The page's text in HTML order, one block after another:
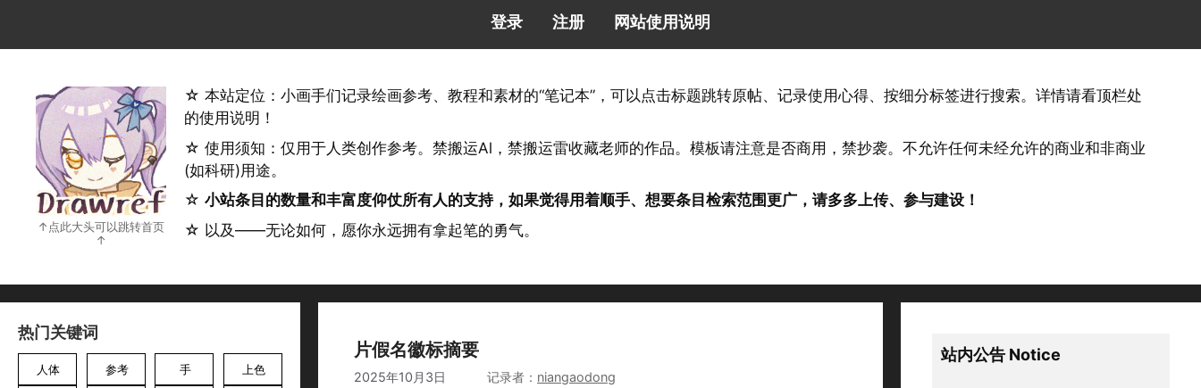
内
登录 注册 网站使用说明
☆ 本站定位：小画手们记录绘画参考、教程和素材的“笔记本”，可以点击标题跳转原帖、记录使用心得、按细分标签进行搜索。详情请看顶栏处
的使用说明！
☆ 使用须知：仅用于人类创作参考。禁搬运Al，禁搬运雷收藏老师的作品。模板请注意是否商用，禁抄袭。不允许任何未经允许的商业和非商业
(如科研)用途。
☆ 小站条目的数量和丰富度仰仗所有人的支持，如果觉得用着顺手、想要条目检索范围更广，请多多上传、参与建设！
☆ 以及——无论如何，愿你永远拥有拿起笔的勇气。
片假名徽标摘要
2025年10月3日 niangaodong
热门关键词
人体 参考 手 上色
站内公告 Notice